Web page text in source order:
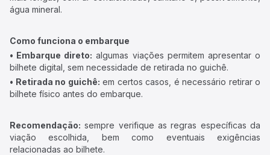
água mineral.
Como funciona o embarque
• Embarque direto: algumas viações permitem apresentar o
bilhete digital, sem necessidade de retirada no guichê.
• Retirada no guichê: em certos casos, é necessário retirar o
bilhete físico antes do embarque.
Recomendação: sempre verifique as regras específicas da
viação escolhida, bem como eventuais exigências
relacionadas ao bilhete.